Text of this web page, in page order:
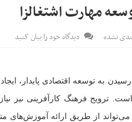
مهارت‌ اشتغالزا
نشده دیدگاه خود را بیان کنید
به توسعه اقتصادی پایدار،
ترویج فرهنگ کارآفرینی نیز
از طریق ارائه آموزش‌های